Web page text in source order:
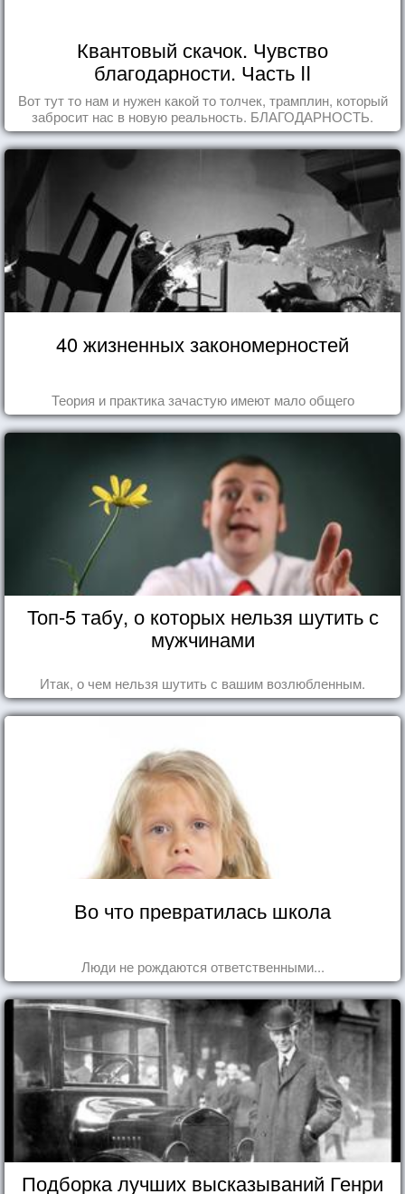
Квантовый скачок. Чувство
благодарности. Часть II
Вот тут то нам и нужен какой то толчек, трамплин, который
забросит нас в новую реальность. БЛАГОДАРНОСТЬ.
40 жизненных закономерностей
Теория и практика зачастую имеют мало общего
Топ-5 табу, о которых нельзя шутить с
мужчинами
Итак, о чем нельзя шутить с вашим возлюбленным.
Во что превратилась школа
Люди не рождаются ответственными...
Подборка лучших высказываний Генри